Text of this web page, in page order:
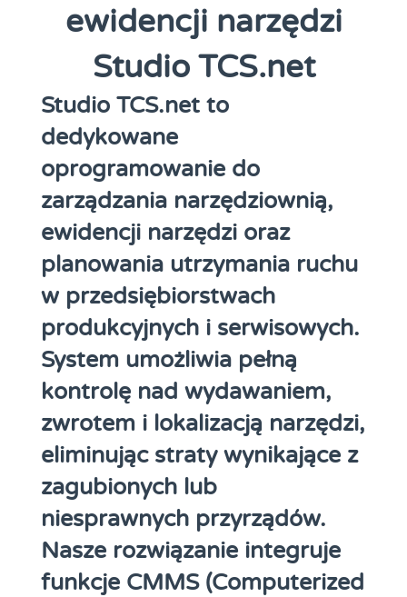
ewidencji narzędzi
Studio TCS.net
Studio TCS.net to
dedykowane
oprogramowanie do
zarządzania narzędziownią,
ewidencji narzędzi oraz
planowania utrzymania ruchu
w przedsiębiorstwach
produkcyjnych i serwisowych.
System umożliwia pełną
kontrolę nad wydawaniem,
zwrotem i lokalizacją narzędzi,
eliminując straty wynikające z
zagubionych lub
niesprawnych przyrządów.
Nasze rozwiązanie integruje
funkcje CMMS (Computerized